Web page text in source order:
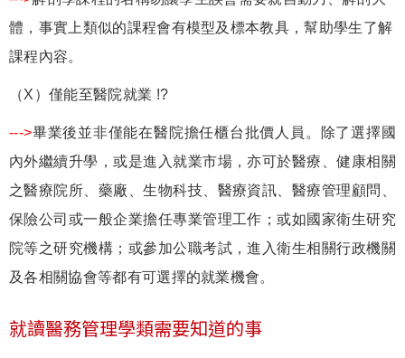
體，事實上類似的課程會有模型及標本教具，幫助學生了解
課程內容。
（X）僅能至醫院就業 !?
--->畢業後並非僅能在醫院擔任櫃台批價人員。除了選擇國
內外繼續升學，或是進入就業市場，亦可於醫療、健康相關
之醫療院所、藥廠、生物科技、醫療資訊、醫療管理顧問、
保險公司或一般企業擔任專業管理工作；或如國家衛生研究
院等之研究機構；或參加公職考試，進入衛生相關行政機關
及各相關協會等都有可選擇的就業機會。
就讀醫務管理學類需要知道的事